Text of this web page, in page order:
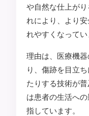
や自然な仕上が
れにより、より
れやすくなってい
理由は、医療機
り、傷跡を目立
たりする技術が
は患者の生活へ
指しています。